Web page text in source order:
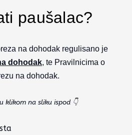
paušalac?
na dohodak regulisano je
dohodak, te Pravilnicima o
na dohodak.
klikom na sliku ispod 👇